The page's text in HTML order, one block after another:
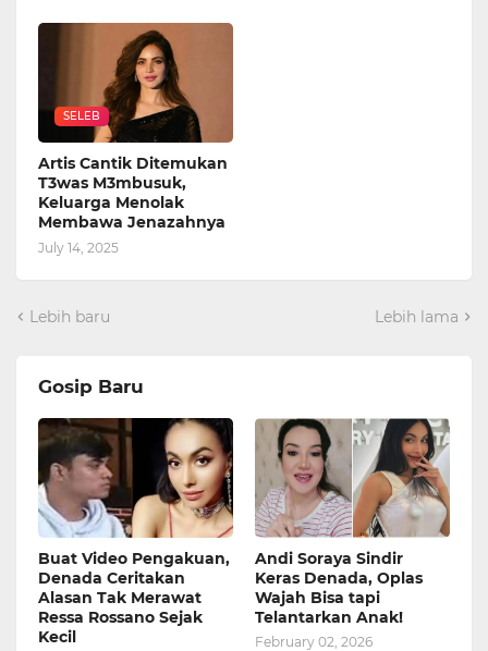
SELEB
Artis Cantik Ditemukan
T3was M3mbusuk,
Keluarga Menolak
Membawa Jenazahnya
July 14, 2025
Lebih baru Lebih lama
Gosip Baru
Buat Video Pengakuan,
Denada Ceritakan
Alasan Tak Merawat
Ressa Rossano Sejak
Kecil
Andi Soraya Sindir
Keras Denada, Oplas
Wajah Bisa tapi
Telantarkan Anak!
February 02, 2026